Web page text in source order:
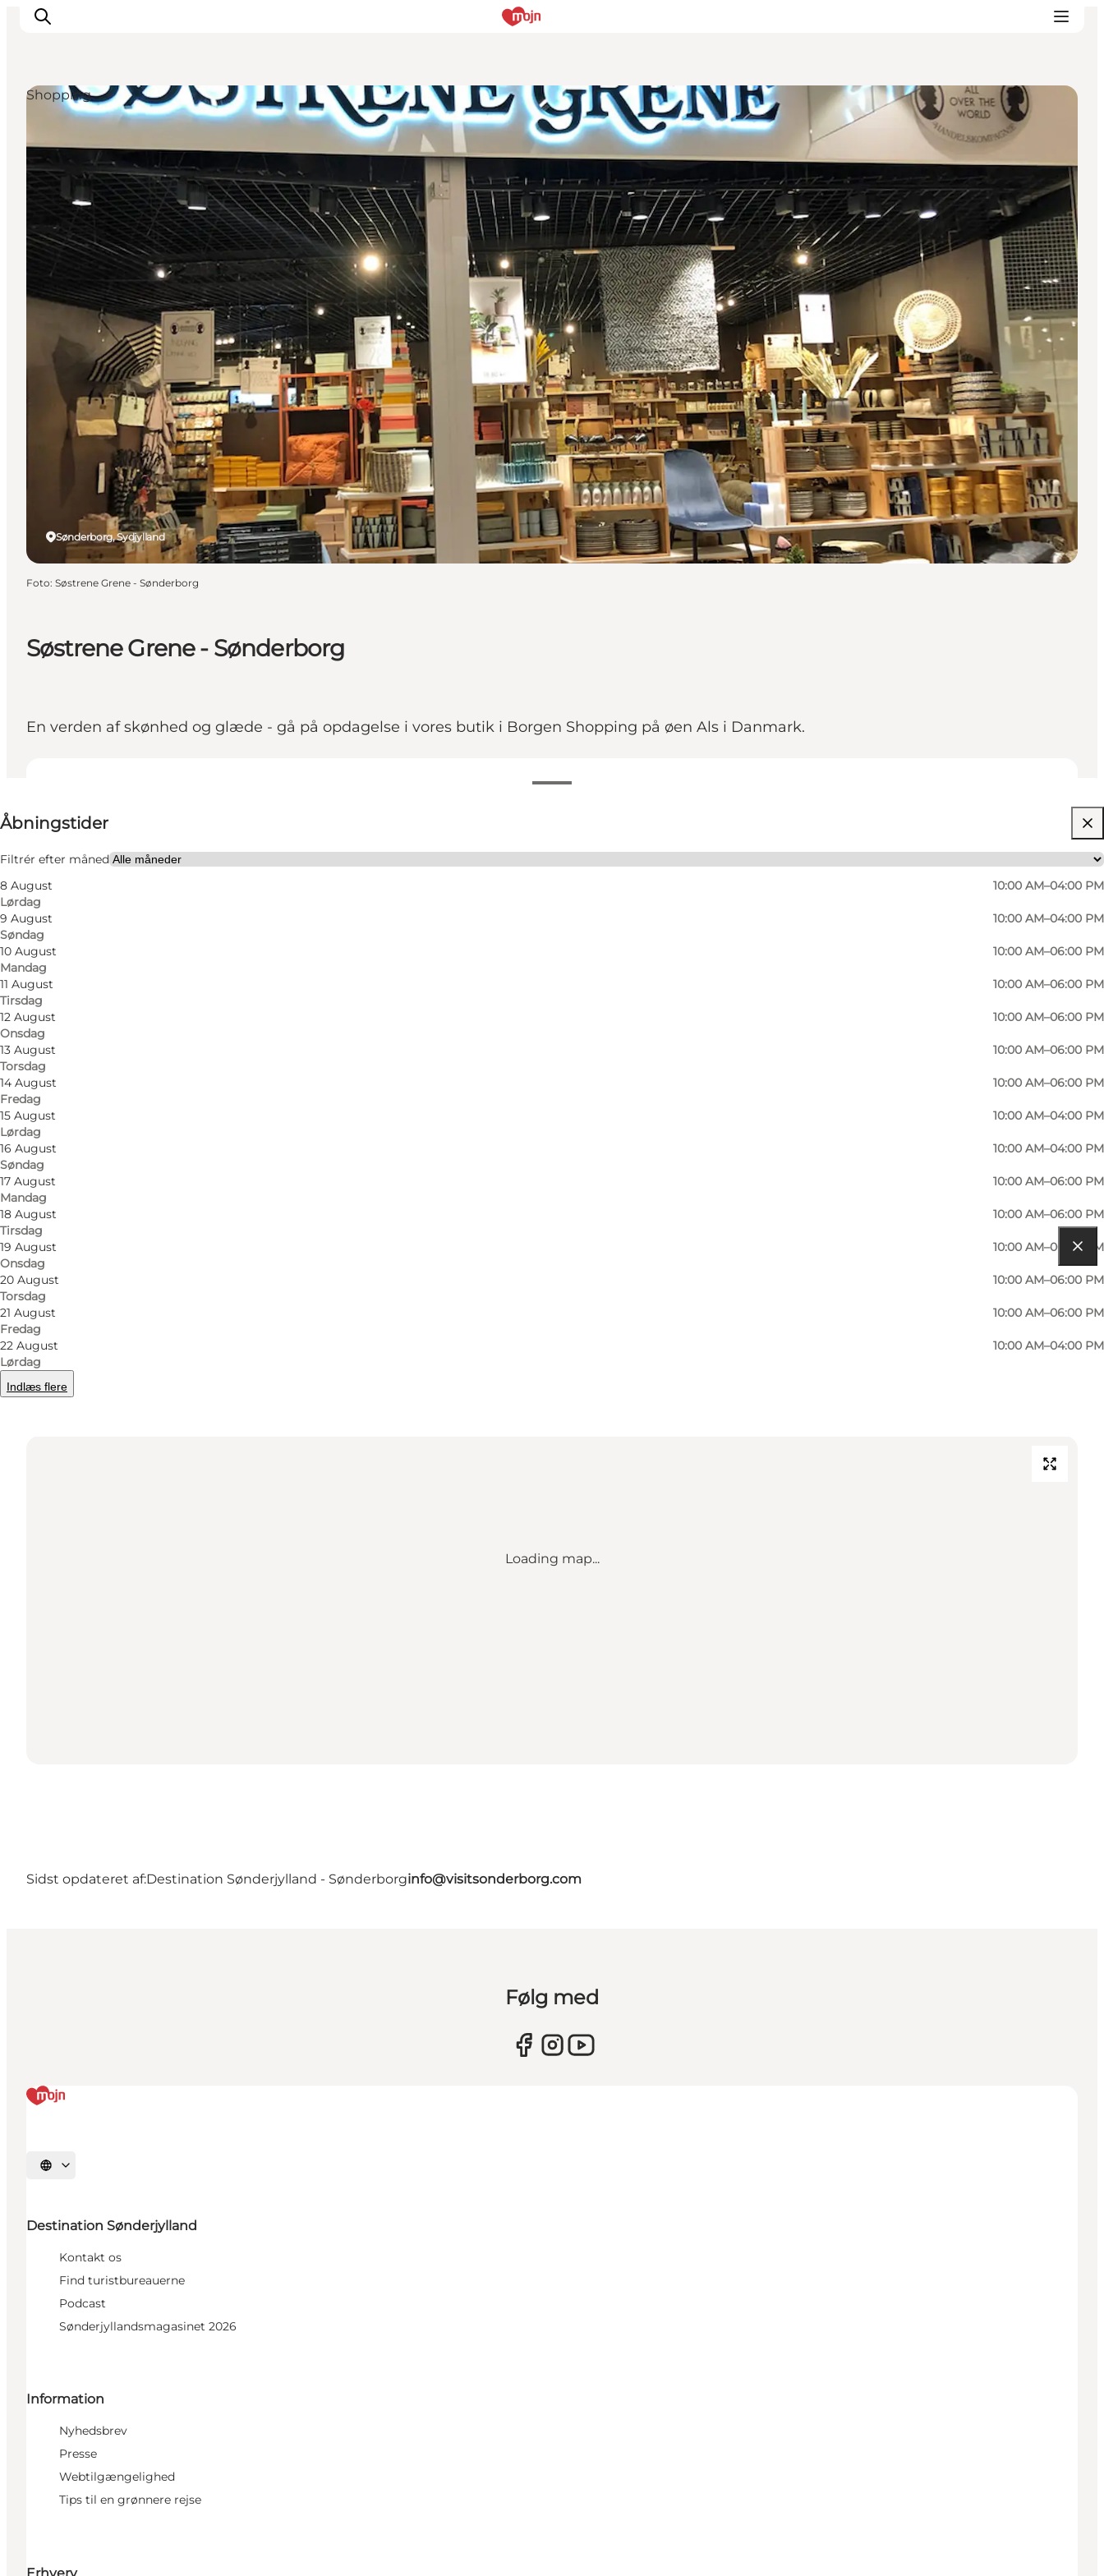
Byer & Steder
Det sker
Overnatning
Planlæg din ferie
Booking
Søstrene Grene - Sønderborg
En verden af skønhed og glæde - gå på opdagelse i vores butik i Borgen Shopping på øen Als i Danmark.
Åbningstider
Filtrér efter måned
8 August
Lørdag
10:00 AM–04:00 PM
9 August
Søndag
10:00 AM–04:00 PM
10 August
Mandag
10:00 AM–06:00 PM
11 August
Tirsdag
10:00 AM–06:00 PM
12 August
Onsdag
10:00 AM–06:00 PM
13 August
Torsdag
10:00 AM–06:00 PM
14 August
Fredag
10:00 AM–06:00 PM
15 August
Lørdag
10:00 AM–04:00 PM
16 August
Søndag
10:00 AM–04:00 PM
17 August
Mandag
10:00 AM–06:00 PM
18 August
Tirsdag
10:00 AM–06:00 PM
19 August
Onsdag
10:00 AM–06:00 PM
20 August
Torsdag
10:00 AM–06:00 PM
21 August
Fredag
10:00 AM–06:00 PM
22 August
Lørdag
10:00 AM–04:00 PM
Indlæs flere
Besøg hjemmeside
Børn, Venner, Min partner, Mig selv
Sønderborg, Sydjylland
Shopping
Foto: Søstrene Grene - Sønderborg
Hos Søstrene Grene finder De spændende varer fra hele verden, smukt præsenteret i en labyrint af farver, former og dufte.
Sortimentet er hele tiden skiftende, men fælles for produkterne er, at der altid er stillet høje krav til funktionalitet og kvalitet.
instagram
Find vej
Loading map...
Sidst opdateret af:Destination Sønderjylland - Sønderborginfo@visitsonderborg.com
Følg med
Vælg sprog
Destination Sønderjylland
Kontakt os
Find turistbureauerne
Podcast
Sønderjyllandsmagasinet 2026
Information
Nyhedsbrev
Presse
Webtilgængelighed
Tips til en grønnere rejse
Erhverv